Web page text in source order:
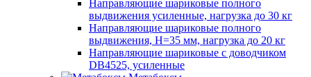
Направляющие шариковые полного
выдвижения усиленные, нагрузка до 30 кг
Направляющие шариковые полного
выдвижения, H=35 мм, нагрузка до 20 кг
Направляющие шариковые с доводчиком
DB4525, усиленные